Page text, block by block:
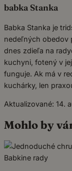
babka Stanka
Babka Stanka je
nedeľných obedov
dnes zdieľa na
kuchyni, fotený v
funguje. Ak má v
kuchárky, len
Aktualizované: 14.
Mohlo by
Babkine rady